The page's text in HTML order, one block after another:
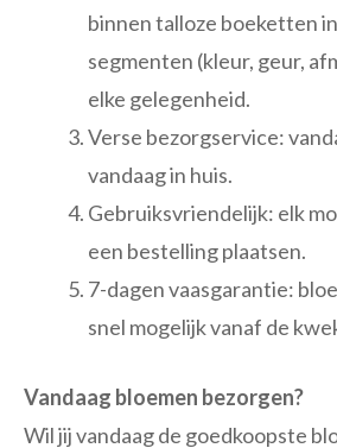
binnen talloze boeketten
segmenten (kleur, geur,
elke gelegenheid.
Verse bezorgservice:
vandaag in huis.
Gebruiksvriendelijk: elk
een bestelling plaatsen.
7-dagen vaasgarantie:
snel mogelijk vanaf de
Vandaag bloemen bezorgen?
Wil jij vandaag de goedkoopste